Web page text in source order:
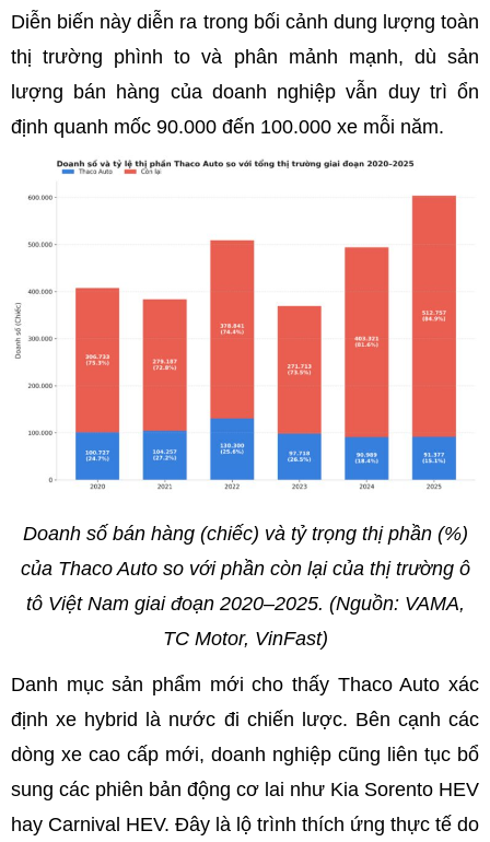
Diễn biến này diễn ra trong bối cảnh dung lượng toàn
thị trường phình to và phân mảnh mạnh, dù sản
lượng bán hàng của doanh nghiệp vẫn duy trì ổn
định quanh mốc 90.000 đến 100.000 xe mỗi năm.
Doanh số bán hàng (chiếc) và tỷ trọng thị phần (%)
của Thaco Auto so với phần còn lại của thị trường ô
tô Việt Nam giai đoạn 2020–2025. (Nguồn: VAMA,
TC Motor, VinFast)
Danh mục sản phẩm mới cho thấy Thaco Auto xác
định xe hybrid là nước đi chiến lược. Bên cạnh các
dòng xe cao cấp mới, doanh nghiệp cũng liên tục bổ
sung các phiên bản động cơ lai như Kia Sorento HEV
hay Carnival HEV. Đây là lộ trình thích ứng thực tế do